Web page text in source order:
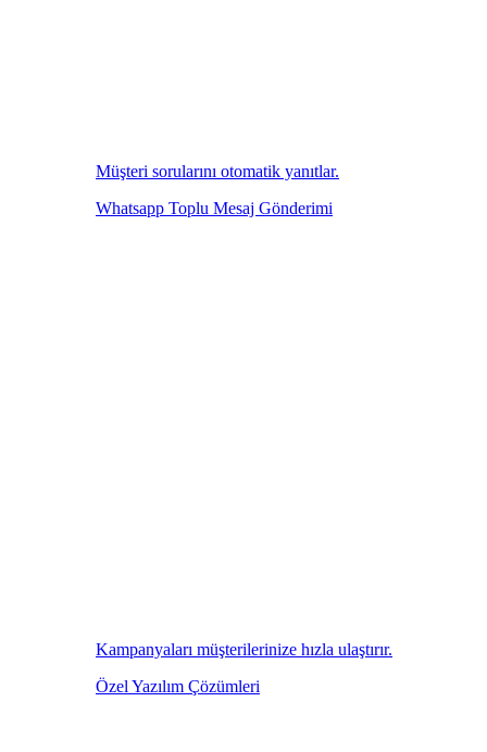
Müşteri sorularını otomatik yanıtlar.
Whatsapp Toplu Mesaj Gönderimi
Kampanyaları müşterilerinize hızla ulaştırır.
Özel Yazılım Çözümleri